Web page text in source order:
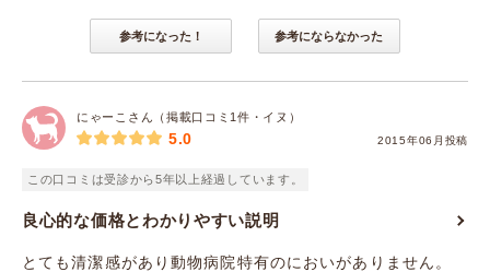
参考になった！ 参考にならなかった
にゃーこさん（掲載口コミ1件・イヌ）
2015年06月投稿
5.0
この口コミは受診から5年以上経過しています。
良心的な価格とわかりやすい説明
とても清潔感があり動物病院特有のにおいがありません。